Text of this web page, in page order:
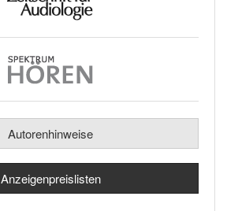
Autorenhinweise
Anzeigenpreislisten